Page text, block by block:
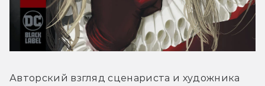
Авторский взгляд сценариста и художника